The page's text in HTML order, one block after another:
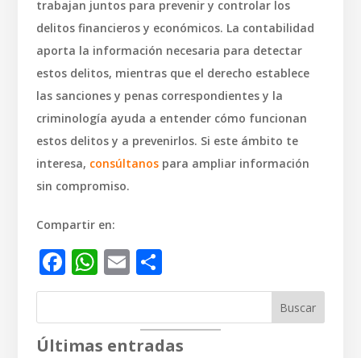
trabajan juntos para prevenir y controlar los
delitos financieros y económicos. La contabilidad
aporta la información necesaria para detectar
estos delitos, mientras que el derecho establece
las sanciones y penas correspondientes y la
criminología ayuda a entender cómo funcionan
estos delitos y a prevenirlos. Si este ámbito te
interesa, consúltanos para ampliar información
sin compromiso.
Compartir en:
Facebook
WhatsApp
EmailCompartir
Buscar
Últimas entradas